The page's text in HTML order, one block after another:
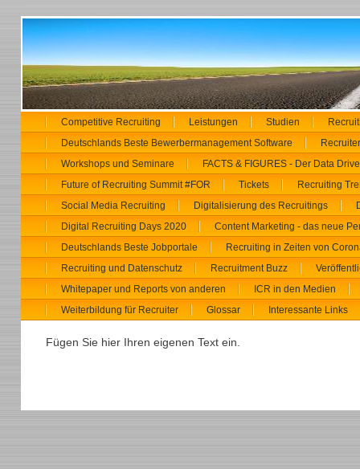
Competitive Recruiting Leistungen Studien
Deutschlands Beste Bewerbermanagement Software
Workshops und Seminare
FACTS & FIGURES - Der Data
Future of Recruiting Summit #FOR
Tickets
Recruiting
Social Media Recruiting
Digitalisierung des Recruitings
Digital Recruiting Days 2020
Content Marketing - das neue
Deutschlands Beste Jobportale
Recruiting in Zeiten von
Recruiting und Datenschutz
Recruitment Buzz
Whitepaper und Reports von anderen
ICR in den Medien
Weiterbildung für Recruiter
Glossar Interessante Links
Fügen Sie hier Ihren eigenen Text ein.